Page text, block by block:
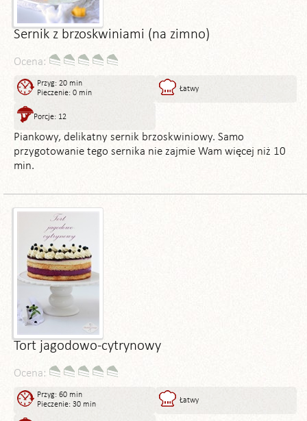
Sernik z brzoskwiniami (na zimno)
Ocena:
Przyg: 20 min
Pieczenie: 0 min
Łatwy
Porcje: 12
Piankowy, delikatny sernik brzoskwiniowy. Samo
przygotowanie tego sernika nie zajmie Wam więcej niż 10
min.
Tort jagodowo-cytrynowy
Ocena:
Przyg: 60 min
Pieczenie: 30 min
Łatwy